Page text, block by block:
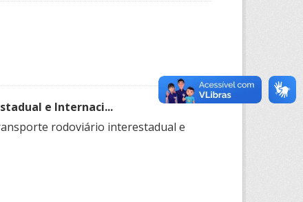
e Internaci...
rodoviário interestadual e